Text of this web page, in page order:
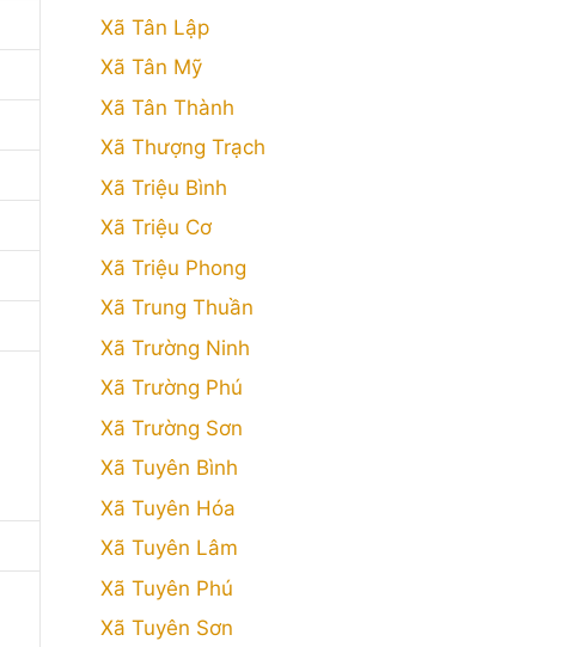
Xã Tân Lập
Xã Tân Mỹ
Xã Tân Thành
Xã Thượng Trạch
Xã Triệu Bình
Xã Triệu Cơ
Xã Triệu Phong
Xã Trung Thuần
Xã Trường Ninh
Xã Trường Phú
Xã Trường Sơn
Xã Tuyên Bình
Xã Tuyên Hóa
Xã Tuyên Lâm
Xã Tuyên Phú
Xã Tuyên Sơn